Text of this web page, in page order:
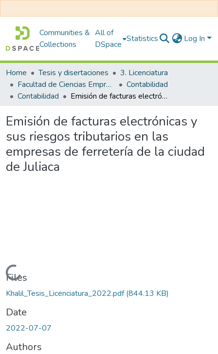
Communities &
Collections
All of
DSpace
Statistics Log In
Home Tesis y disertaciones
3. Licenciatura
Facultad de Ciencias Empresariales
Contabilidad
Contabilidad
Emisión de facturas electrónicas y sus riesgos tributarios en las empresas de ferretería de la ciudad de Juliaca
Emisión de facturas electrónicas y
sus riesgos tributarios en las
empresas de ferretería de la ciudad
de Juliaca
Loading...
Files
Khalil_Tesis_Licenciatura_2022.pdf(844.13 KB)
Date
2022-07-07
Authors